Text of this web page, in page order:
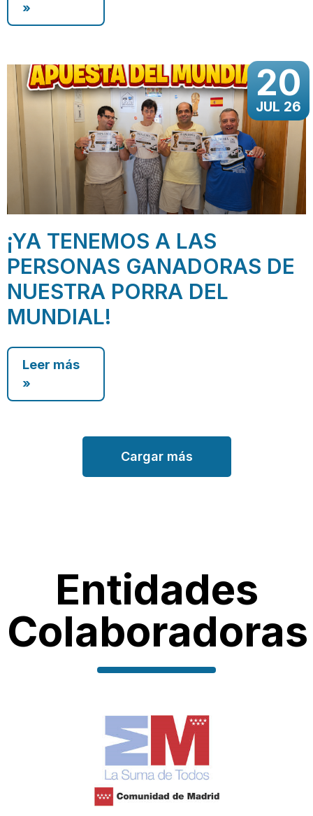
»
20
JUL 26
¡YA TENEMOS A LAS
PERSONAS GANADORAS DE
NUESTRA PORRA DEL
MUNDIAL!
Leer más
»
Cargar más
Entidades
Colaboradoras